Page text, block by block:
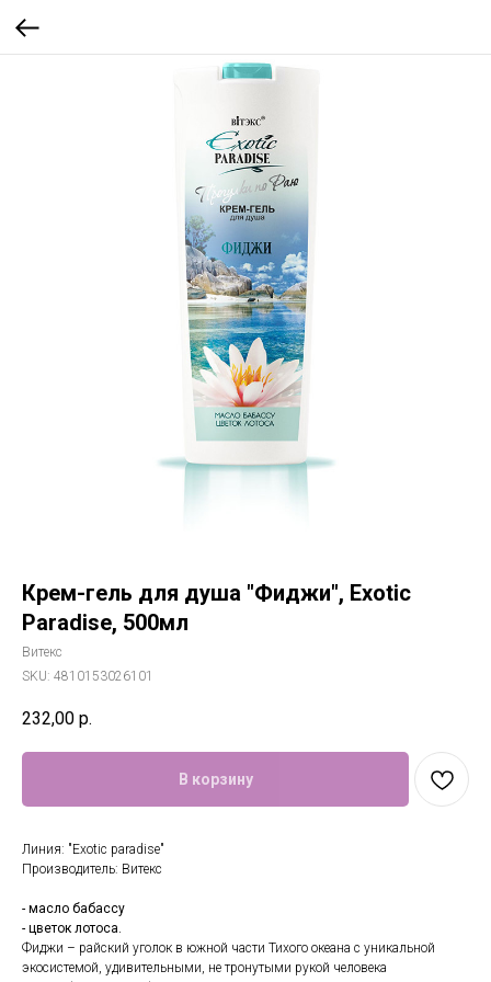
Крем-гель для душа "Фиджи", Exotic
Paradise, 500мл
Витекс
SKU: 4810153026101
232,00 р.
В корзину
Линия: "Exotic paradise"
Производитель: Витекс
- масло бабассу
- цветок лотоса.
Фиджи – райский уголок в южной части Тихого океана с уникальной
экосистемой, удивительными, не тронутыми рукой человека